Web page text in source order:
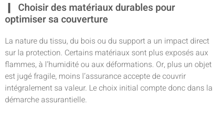
Choisir des matériaux durables pour
optimiser sa couverture
La nature du tissu, du bois ou du support a un impact direct
sur la protection. Certains matériaux sont plus exposés aux
flammes, à l’humidité ou aux déformations. Or, plus un objet
est jugé fragile, moins l’assurance accepte de couvrir
intégralement sa valeur. Le choix initial compte donc dans la
démarche assurantielle.